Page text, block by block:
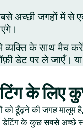
अच्छी जगहों में से
के साथ मैच करें
डेट पर ले जाएँ।
के लिए
ढूँढ़ने की जगह मालूम
डेटिंग के कुछ सबसे अच्छे